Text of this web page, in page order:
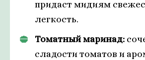
придаст мидиям
легкость.
Томатный маринад:
сладости томатов и